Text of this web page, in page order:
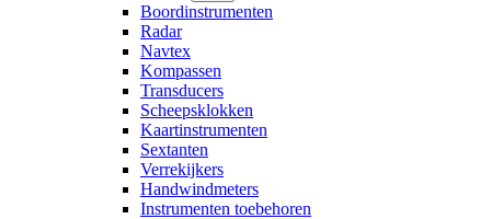
Boordinstrumenten
Radar
Navtex
Kompassen
Transducers
Scheepsklokken
Kaartinstrumenten
Sextanten
Verrekijkers
Handwindmeters
Instrumenten toebehoren